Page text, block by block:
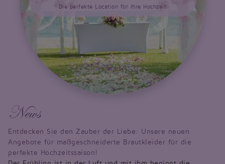
Die perfekte Location für Ihre Hochzeit
News
Entdecken Sie den Zauber der Liebe: Unsere neuen
Angebote für maßgeschneiderte Brautkleider für die
perfekte Hochzeitssaison!